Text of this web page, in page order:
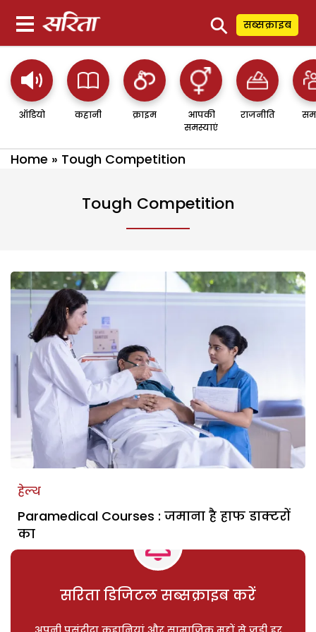
⚲ सब्सक्राइब
ऑडियो कहानी क्राइम
आपकी
समस्याएं
राजनीति
Home » Tough Competition
Tough Competition
हेल्थ
Paramedical Courses : जमाना है हाफ डाक्टरों
का
सरिता डिजिटल सब्सक्राइब करें